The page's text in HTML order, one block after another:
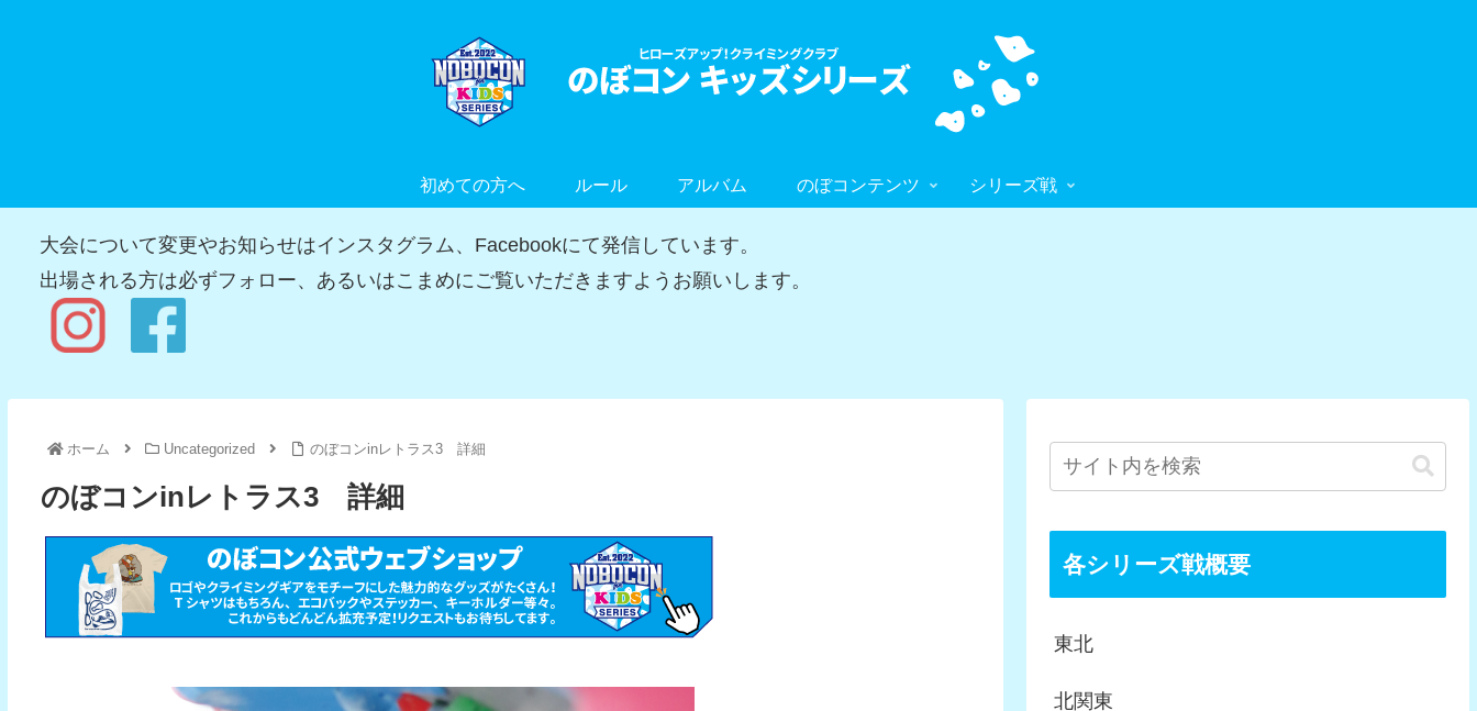
初めての方へ ルール アルバム のぼコンテンツ シリーズ戦
大会について変更やお知らせはインスタグラム、Facebookにて発信しています。
出場される方は必ずフォロー、あるいはこまめにご覧いただきますようお願いします。
ホーム Uncategorized のぼコンinレトラス3 詳細
のぼコンinレトラス3 詳細
各シリーズ戦概要
東北
北関東